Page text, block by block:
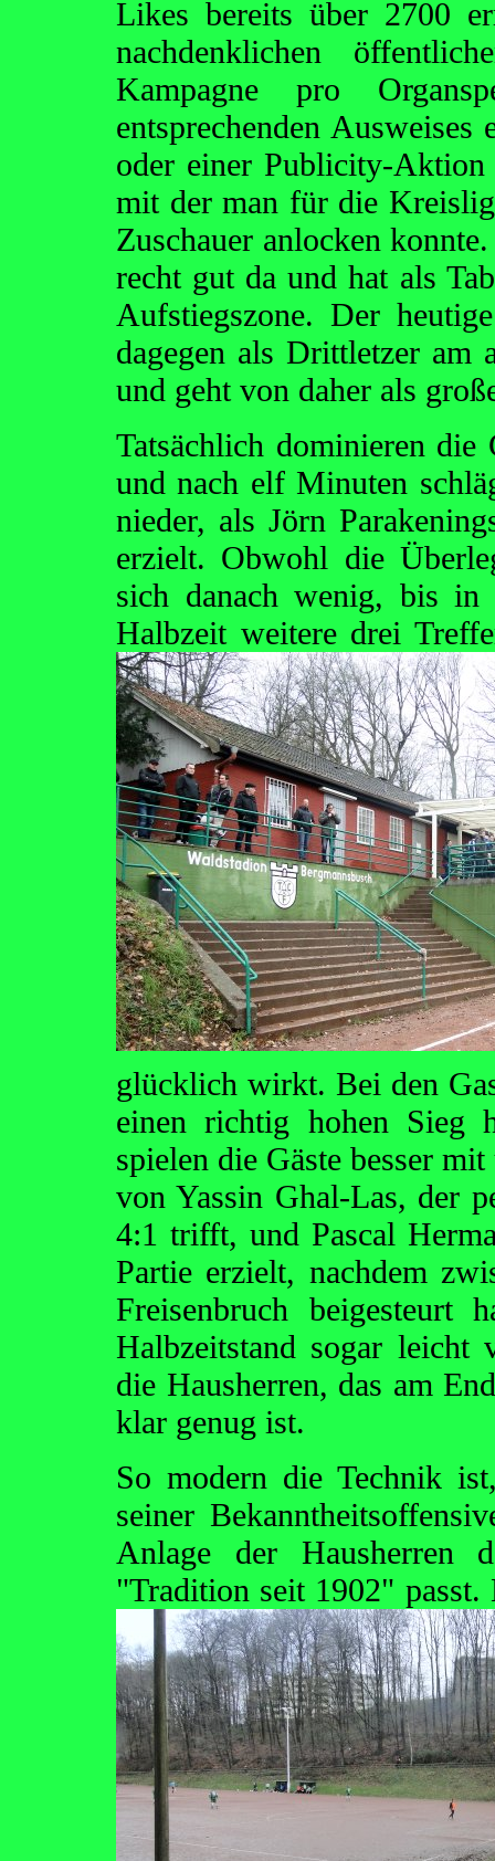
Likes bereits über 2700
nachdenklichen
Kampagne pro
entsprechenden
oder einer Publicity-Aktion
mit der man für die
Zuschauer anlocken
recht gut da und hat als
Aufstiegszone. Der
dagegen als Drittletzer am
und geht von daher als
Tatsächlich dominieren die
und nach elf Minuten
nieder, als Jörn
erzielt. Obwohl die
sich danach wenig, bis in
Halbzeit weitere drei
glücklich wirkt. Bei den
einen richtig hohen Sieg
spielen die Gäste besser
von Yassin Ghal-Las, der
4:1 trifft, und Pascal
Partie erzielt, nachdem
Freisenbruch beigesteurt
Halbzeitstand sogar leicht
die Hausherren, das am
klar genug ist.
So modern die Technik
seiner
Anlage der Hausherren
"Tradition seit 1902"